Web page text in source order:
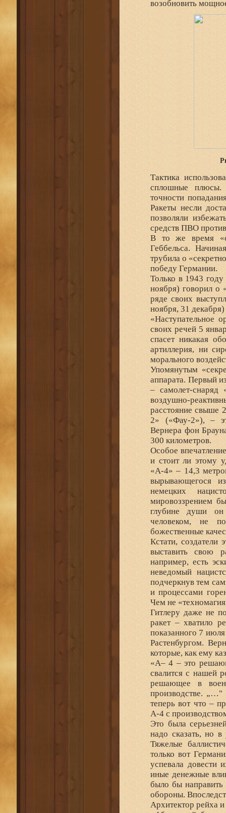
возобновить
Тактика
сплошные плюсы.
точности
Ракеты несли
позволяли
средств ПВО
В то же время
Геббельса.
трубила о
победу Германии.
Только в 1943
ноября) говорил о
ряде своих
ноября, 31
«Наступательное
своих речей 5
спасет никакая
артиллерия, ни
морального
Упомянутым
аппарата. Первый
– самолет-снаряд
воздушно-
расстояние свыше
2» («Фау-2»), –
Вернера фон
300 километров.
Особое
и стоит ли этому
«А-4» – 14,3
вырывающегося
немецких
мировоззрением
глубине души он
человеком, не
божественные
Кстати, создатели
выставить свою
например, есть
неведомый
подчеркнув тем
и процессами
Чем не
Гитлеру даже не
ракет – хватило
показанного 7
Растенбургом.
которые, как ему
«А– 4 – это
свалится с нашей
решающее в
производстве.
теперь вот что –
А-4 с
Это была
надо сказать, но в
Тяжелые
только вот
успевала довести
иные денежные
было бы направить
обороны.
Архитектор рейха